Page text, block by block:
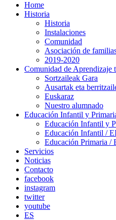
Home
Historia
Historia
Instalaciones
Comunidad
Asociación de
2019-2020
Comunidad de Aprendizaje
Sortzaileak Gara
Ausartak eta
Euskaraz
Nuestro alumnado
Educación Infantil y
Educación Infantil y
Educación Infantil /
Educación Primaria /
Servicios
Noticias
Contacto
facebook
instagram
twitter
youtube
ES